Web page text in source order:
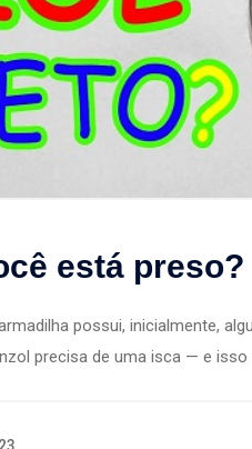
está preso?
possui, inicialmente,
precisa de uma isca — e isso